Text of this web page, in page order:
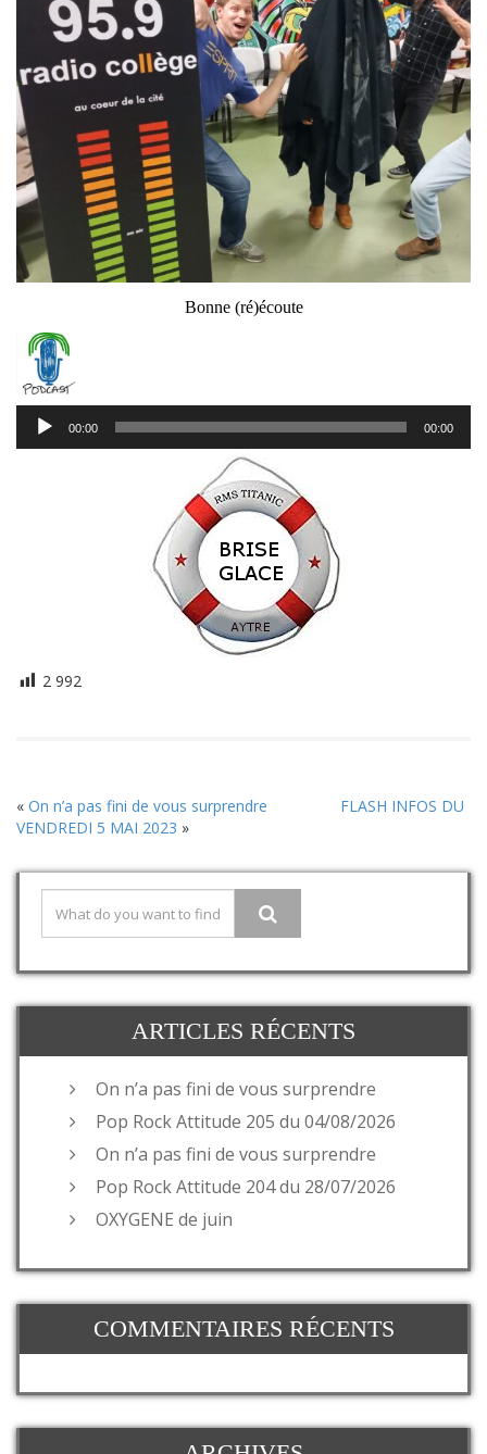
Bonne (ré)écoute
Lecteur
audio
00:00 00:00
2 992
« On n’a pas fini de vous surprendre
FLASH INFOS DU
VENDREDI 5 MAI 2023 »
ARTICLES RÉCENTS
On n’a pas fini de vous surprendre
Pop Rock Attitude 205 du 04/08/2026
On n’a pas fini de vous surprendre
Pop Rock Attitude 204 du 28/07/2026
OXYGENE de juin
COMMENTAIRES RÉCENTS